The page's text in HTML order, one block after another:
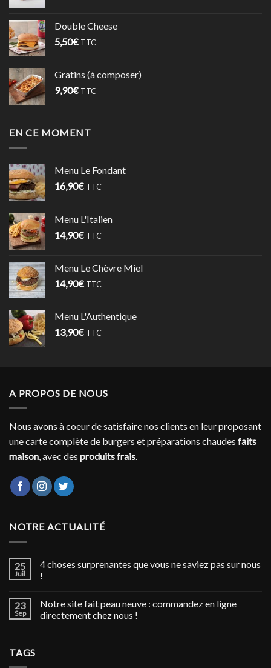
Double Cheese
5,50€ TTC
Gratins (à composer)
9,90€ TTC
EN CE MOMENT
Menu Le Fondant
16,90€ TTC
Menu L'Italien
14,90€ TTC
Menu Le Chèvre Miel
14,90€ TTC
Menu L'Authentique
13,90€ TTC
A PROPOS DE NOUS
Nous avons à coeur de satisfaire nos clients en leur proposant
une carte complète de burgers et préparations chaudes faits
maison, avec des produits frais.
NOTRE ACTUALITÉ
25
Juil
4 choses surprenantes que vous ne saviez pas sur nous
!
23
Sep
Notre site fait peau neuve : commandez en ligne
directement chez nous !
TAGS